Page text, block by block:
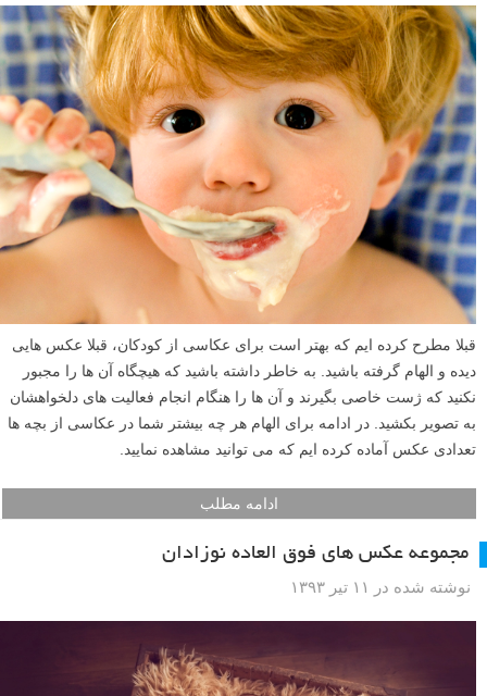
قبلا مطرح کرده ایم که بهتر است برای عکاسی از کودکان، قبلا عکس هایی
دیده و الهام گرفته باشید. به خاطر داشته باشید که هیچگاه آن ها را مجبور
نکنید که ژست خاصی بگیرند و آن ها را هنگام انجام فعالیت های دلخواهشان
به تصویر بکشید. در ادامه برای الهام هر چه بیشتر شما در عکاسی از بچه ها
تعدادی عکس آماده کرده ایم که می توانید مشاهده نمایید.
ادامه مطلب
مجموعه عکس های فوق العاده نوزادان
نوشته شده در ۱۱ تیر ۱۳۹۳